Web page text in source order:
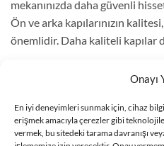
Onayı
En iyi deneyimleri sunmak için, cihaz
erişmek amacıyla çerezler gibi
vermek, bu sitedeki tarama davranışı
mekanınızda daha güvenli
Ön ve arka kapılarınızın
önemlidir. Daha kaliteli kapılar
Blogiçinde yayınlandı|çelik kapı
açılır,kapı kilidi,kapı kilitleri,kilit,kilit